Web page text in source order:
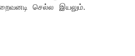
செல்ல இயலும்.